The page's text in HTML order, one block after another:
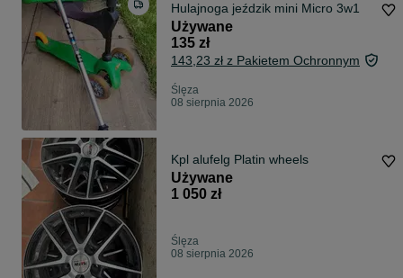
Hulajnoga jeździk mini Micro 3w1
Używane
135 zł
143,23 zł z Pakietem Ochronnym
Ślęza
08 sierpnia 2026
Kpl alufelg Platin wheels
Używane
1 050 zł
Ślęza
08 sierpnia 2026